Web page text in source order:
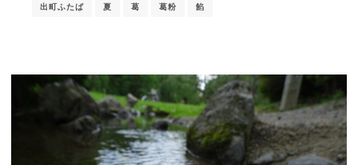
出町ふたば 夏 葛 葛粉 餡